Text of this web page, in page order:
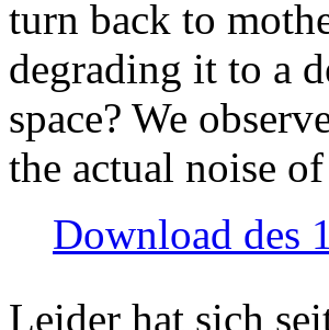
turn back to
degrading it to a
space? We
the actual noise
Download des
Leider hat sich